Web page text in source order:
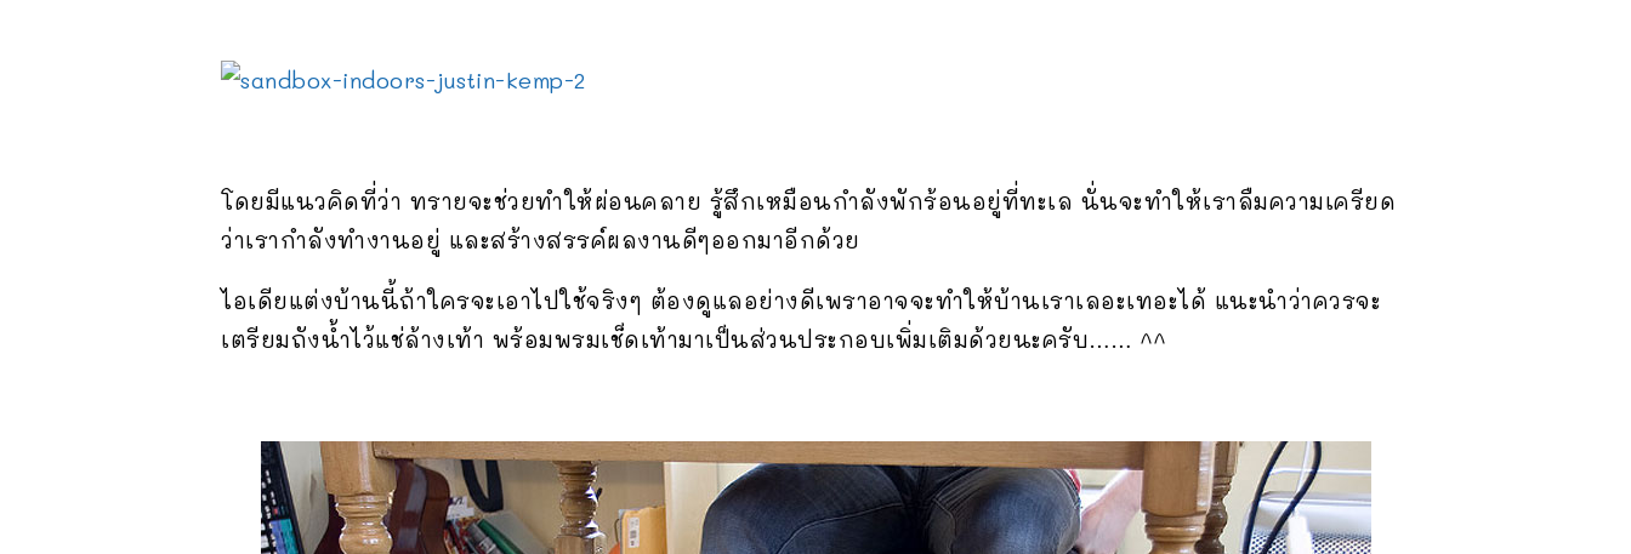
โดยมีแนวคิดที่ว่า ทรายจะช่วยทำให้ผ่อนคลาย รู้สึกเหมือนกำลังพักร้อนอยู่ที่ทะเล นั่นจะทำให้เราลืมความเครียด
ว่าเรากำลังทำงานอยู่ และสร้างสรรค์ผลงานดีๆออกมาอีกด้วย
ไอเดียแต่งบ้านนี้ถ้าใครจะเอาไปใช้จริงๆ ต้องดูแลอย่างดีเพราอาจจะทำให้บ้านเราเลอะเทอะได้ แนะนำว่าควรจะ
เตรียมถังน้ำไว้แช่ล้างเท้า พร้อมพรมเช็ดเท้ามาเป็นส่วนประกอบเพิ่มเติมด้วยนะครับ…… ^^